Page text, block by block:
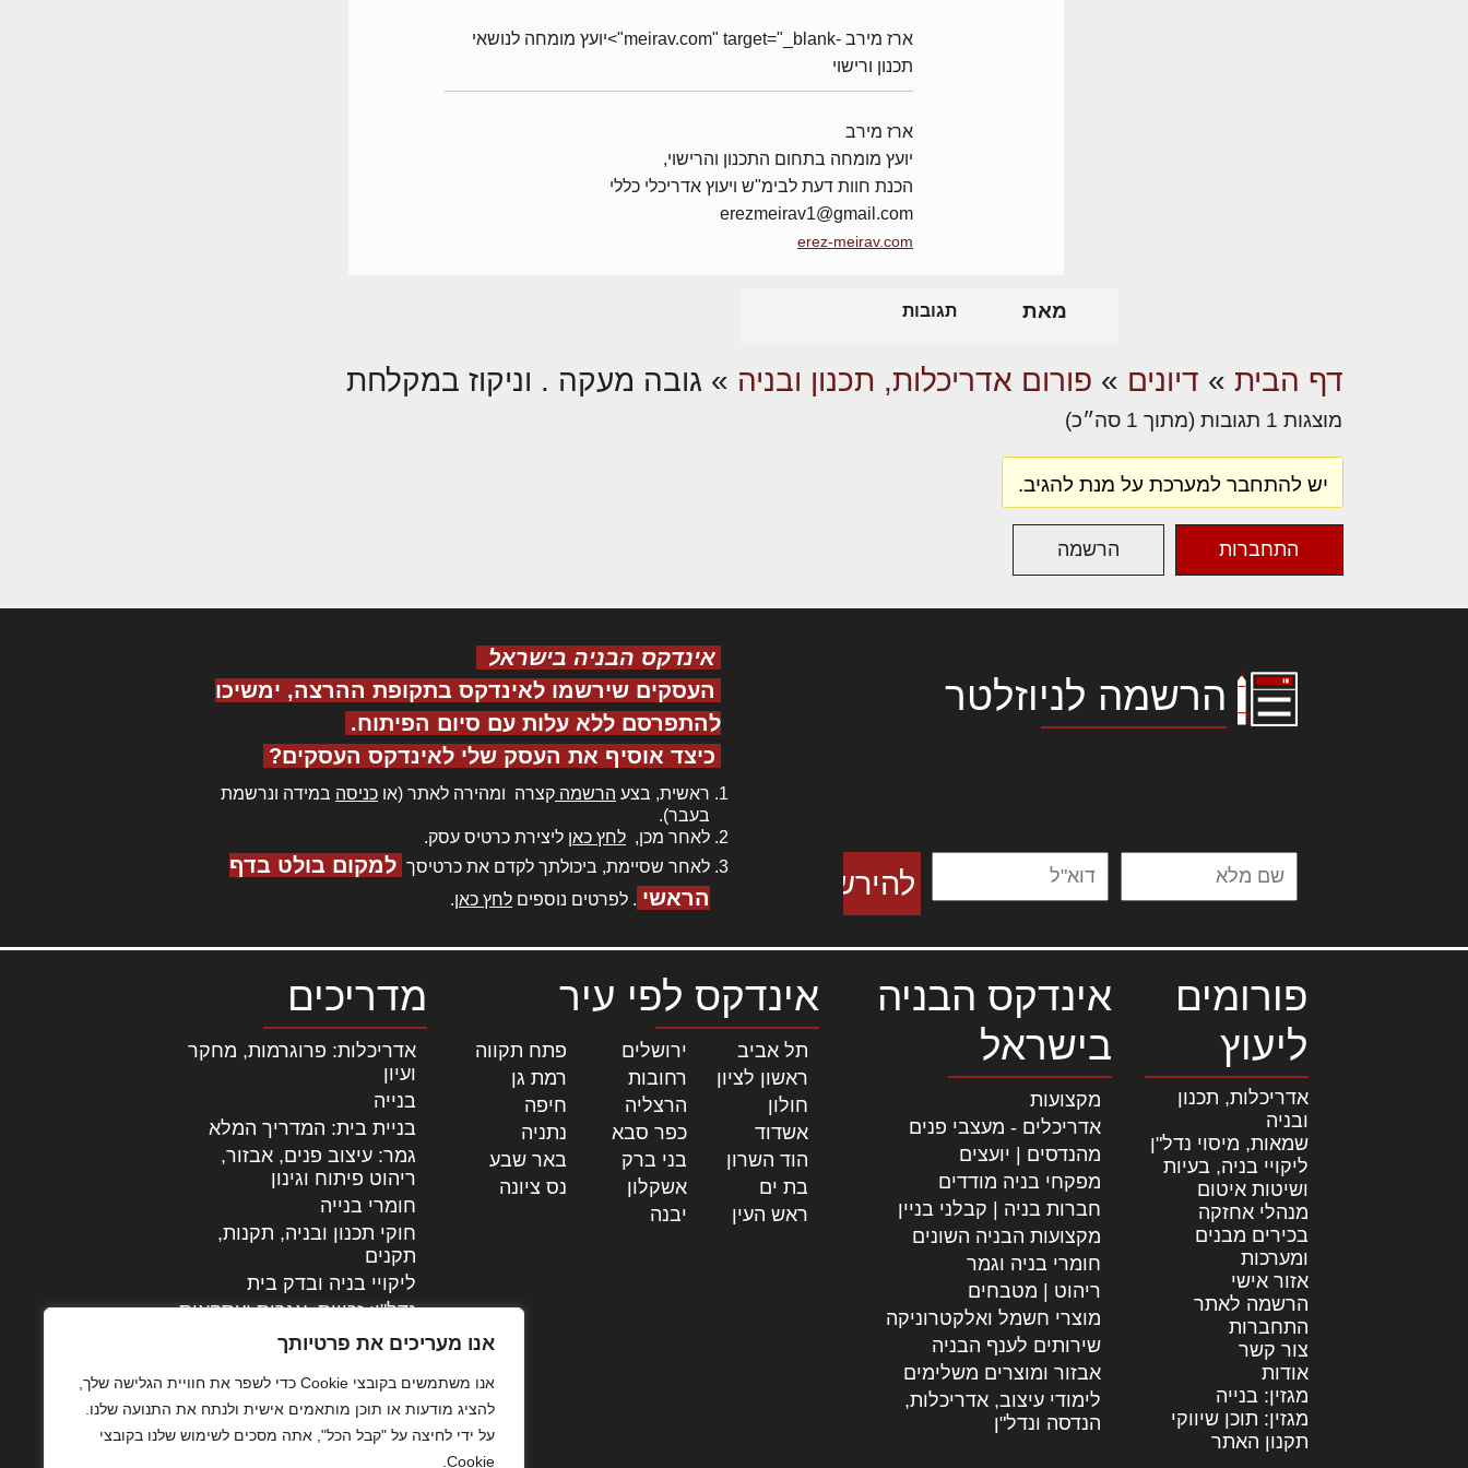
אנו מעריכים את פרטיותך
אנו משתמשים בקובצי Cookie כדי לשפר את חוויית הגלישה שלך,
להציג מודעות או תוכן מותאמים אישית ולנתח את התנועה שלנו.
על ידי לחיצה על "קבל הכל", אתה מסכים לשימוש שלנו בקובצי
Cookie.
ארז מירב -meirav.com" target="_blank">יועץ מומחה לנושאי
תכנון ורישוי
ארז מירב
יועץ מומחה בתחום התכנון והרישוי,
הכנת חוות דעת לבימ"ש ויעוץ אדריכלי כללי
erezmeirav1@gmail.com
erez-meirav.com
מאת תגובות
דף הבית » דיונים » פורום אדריכלות, תכנון ובניה » גובה מעקה . וניקוז במקלחת
מוצגות 1 תגובות (מתוך 1 סה״כ)
יש להתחבר למערכת על מנת להגיב.
התחברות הרשמה
הרשמה לניוזלטר
אינדקס הבניה בישראל
העסקים שירשמו לאינדקס בתקופת ההרצה, ימשיכו
להתפרסם ללא עלות עם סיום הפיתוח.
כיצד אוסיף את העסק שלי לאינדקס העסקים?
ראשית, בצע הרשמה קצרה ומהירה לאתר (או כניסה במידה ונרשמת
בעבר).
לאחר מכן, לחץ כאן ליצירת כרטיס עסק.
לאחר שסיימת, ביכולתך לקדם את כרטיסך למקום בולט בדף
הראשי . לפרטים נוספים לחץ כאן.
פורומים
ליעוץ
אדריכלות, תכנון
ובניה
שמאות, מיסוי נדל"ן
ליקויי בניה, בעיות
ושיטות איטום
מנהלי אחזקה
בכירים מבנים
ומערכות
אזור אישי
הרשמה לאתר
התחברות
צור קשר
אודות
מגזין: בנייה
מגזין: תוכן שיווקי
תקנון האתר
אינדקס הבניה
בישראל
מקצועות
אדריכלים - מעצבי פנים
מהנדסים | יועצים
מפקחי בניה מודדים
חברות בניה | קבלני בניין
מקצועות הבניה השונים
חומרי בניה וגמר
ריהוט | מטבחים
מוצרי חשמל ואלקטרוניקה
שירותים לענף הבניה
אבזור ומוצרים משלימים
לימודי עיצוב, אדריכלות,
הנדסה ונדל"ן
אינדקס לפי עיר
תל אביב ירושלים פתח תקווה
ראשון לציון
רחובות| רמת גן
חולון
הרצליה חיפה
אשדוד
כפר סבא| נתניה
הוד השרון
בני ברק באר שבע
בת ים
אשקלון נס ציונה
ראש העין
יבנה
מדריכים
אדריכלות: פרוגרמות, מחקר
ועיון
בנייה
בניית בית: המדריך המלא
גמר: עיצוב פנים, אבזור,
ריהוט פיתוח וגינון
חומרי בנייה
חוקי תכנון ובניה, תקנות,
תקנים
ליקויי בניה ובדק בית
נדל"ן: זכויות, אגרות ועסקאות
עיצוב הבית
מתקדמות
צילום אדריכלי
שיווק נדלן